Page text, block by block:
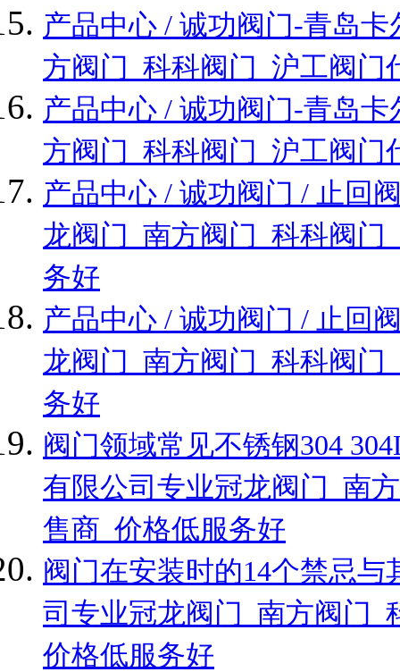
产品中心 / 诚功阀门-青岛
方阀门_科科阀门_沪工阀
产品中心 / 诚功阀门-青岛
方阀门_科科阀门_沪工阀
产品中心 / 诚功阀门 / 止回
龙阀门_南方阀门_科科阀
务好
产品中心 / 诚功阀门 / 止回
龙阀门_南方阀门_科科阀
务好
阀门领域常见不锈钢304
有限公司专业冠龙阀门_南
售商_价格低服务好
阀门在安装时的14个禁忌
司专业冠龙阀门_南方阀门
价格低服务好